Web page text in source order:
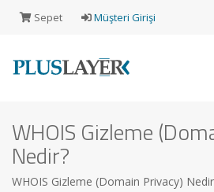
Sepet Müşteri Girişi
Müşteri
Girişi
WHOIS Gizleme
Nedir?
WHOIS Gizleme (Domain Privacy)